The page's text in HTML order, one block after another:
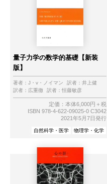
量子力学の数学的基礎【新装
版】
著者： J・v・ノイマン 訳者： 井上健
訳者： 広重徹 訳者： 恒藤敏彦
定価：本体6,000円＋税
ISBN 978-4-622-09025-0 C3042
2021年5月7日発行
自然科学・医学 物理学・化学